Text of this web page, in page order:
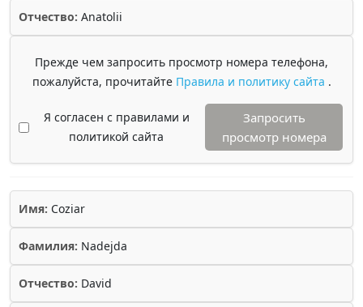
Отчество: Anatolii
Прежде чем запросить просмотр номера телефона,
пожалуйста, прочитайте Правила и политику сайта .
Я согласен с правилами и
политикой сайта
Запросить
просмотр номера
Имя: Coziar
Фамилия: Nadejda
Отчество: David